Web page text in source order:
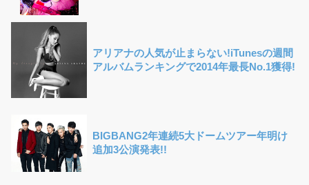
アリアナの人気が止まらない!iTunesの週間
アルバムランキングで2014年最長No.1獲得!
BIGBANG2年連続5大ドームツアー年明け
追加3公演発表!!